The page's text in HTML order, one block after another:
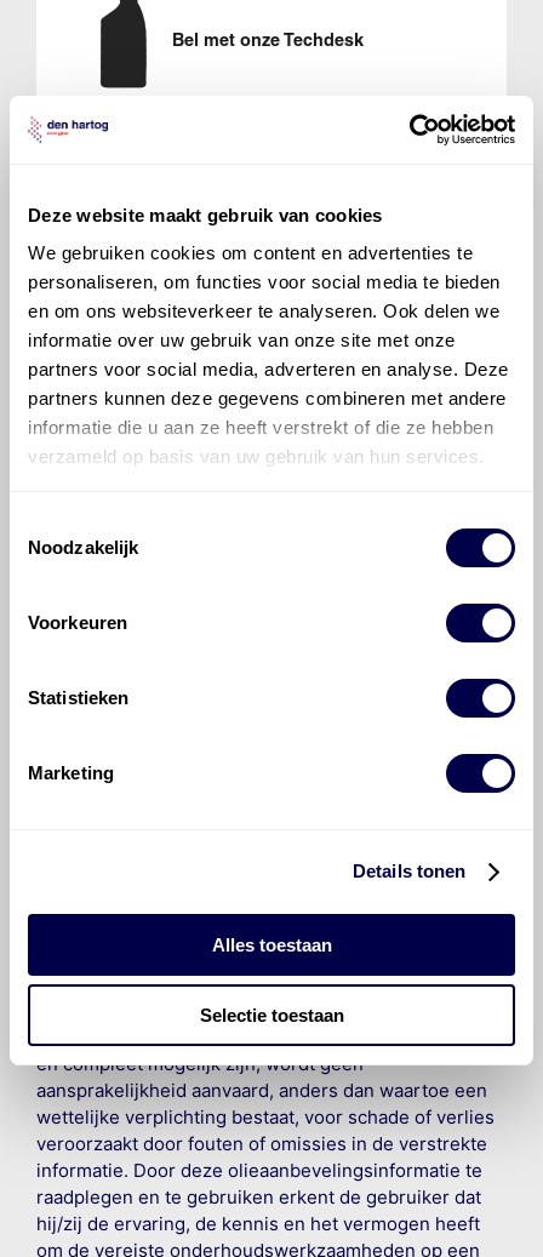
Deze website maakt gebruik van cookies
We gebruiken cookies om content en advertenties te
personaliseren, om functies voor social media te bieden
en om ons websiteverkeer te analyseren. Ook delen we
informatie over uw gebruik van onze site met onze
partners voor social media, adverteren en analyse. Deze
partners kunnen deze gegevens combineren met andere
informatie die u aan ze heeft verstrekt of die ze hebben
verzameld op basis van uw gebruik van hun services.
Noodzakelijk
Voorkeuren
Statistieken
Marketing
Details tonen
Alles toestaan
Selectie toestaan
Bel met onze Techdesk
Veelgestelde vragen over
de BMW 7-serie
Welke motorolie adviseert Den Hartog
voor de BMW 7-serie 750i xDrive?
Hoeveel motorolie gaat er in een BMW
Hoe vaak moet de motorolie ververst
Alle rechten voorbehouden. Deze
andere manieren worden overgedragen zonder
voorafgaande schriftelijke toestemming van Olyslager
Organisation B.V. Hoewel alles in het werk is gesteld
en compleet mogelijk zijn, wordt geen
aansprakelijkheid aanvaard, anders dan waartoe een
wettelijke verplichting bestaat, voor schade of verlies
veroorzaakt door fouten of omissies in de verstrekte
informatie. Door deze olieaanbevelingsinformatie te
raadplegen en te gebruiken erkent de gebruiker dat
hij/zij de ervaring, de kennis en het vermogen heeft
om de vereiste onderhoudswerkzaamheden op een